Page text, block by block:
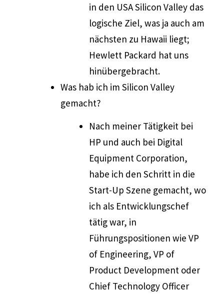
in den USA Silicon Valley das
logische Ziel, was ja auch am
nächsten zu Hawaii liegt;
Hewlett Packard hat uns
hinübergebracht.
Was hab ich im Silicon Valley
gemacht?
Nach meiner Tätigkeit bei
HP und auch bei Digital
Equipment Corporation,
habe ich den Schritt in die
Start-Up Szene gemacht, wo
ich als Entwicklungschef
tätig war, in
Führungspositionen wie VP
of Engineering, VP of
Product Development oder
Chief Technology Officer